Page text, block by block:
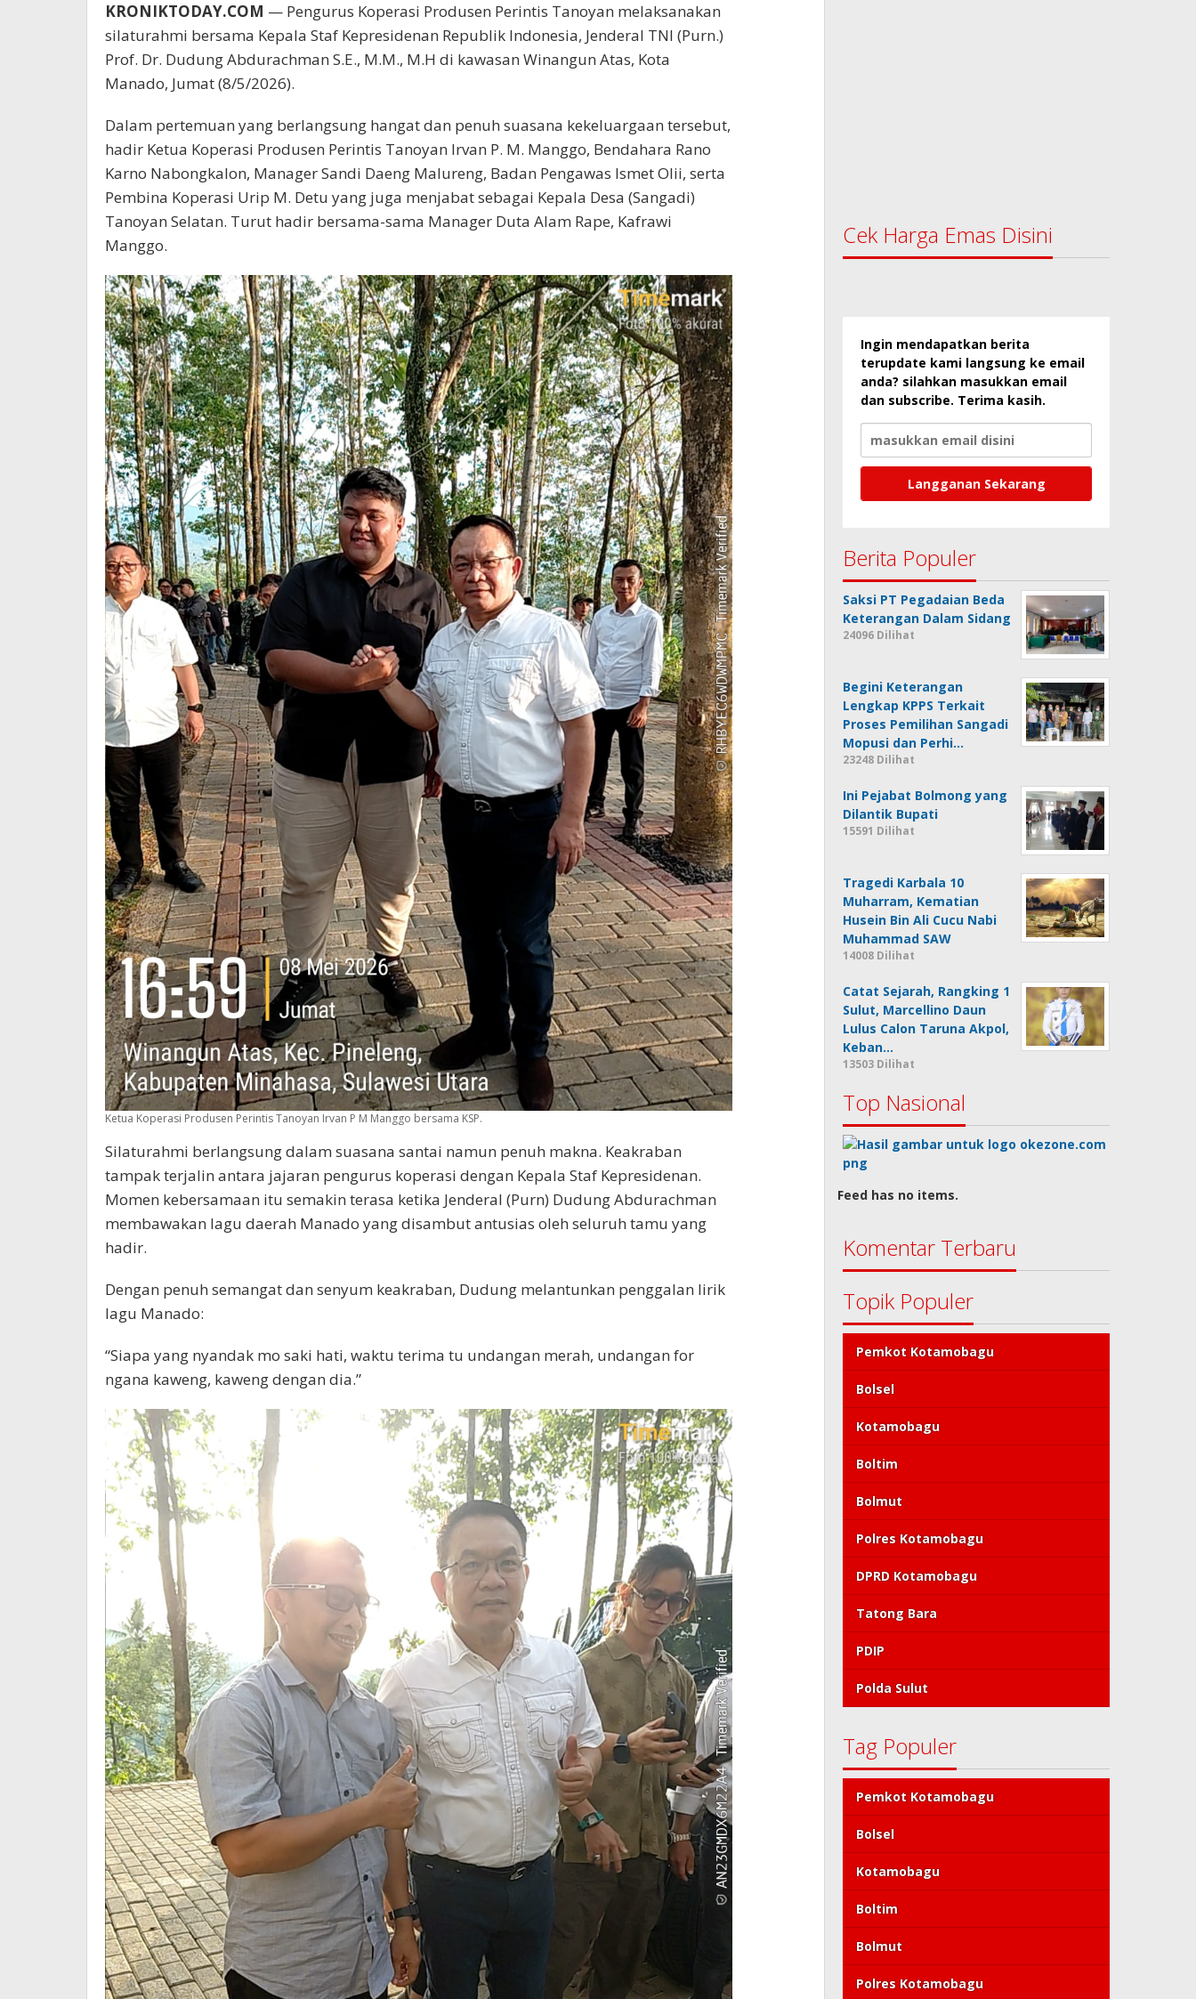
KRONIKTODAY.COM — Pengurus Koperasi Produsen Perintis Tanoyan melaksanakan
silaturahmi bersama Kepala Staf Kepresidenan Republik Indonesia, Jenderal TNI (Purn.)
Prof. Dr. Dudung Abdurachman S.E., M.M., M.H di kawasan Winangun Atas, Kota
Manado, Jumat (8/5/2026).
Dalam pertemuan yang berlangsung hangat dan penuh suasana kekeluargaan tersebut,
hadir Ketua Koperasi Produsen Perintis Tanoyan Irvan P. M. Manggo, Bendahara Rano
Karno Nabongkalon, Manager Sandi Daeng Malureng, Badan Pengawas Ismet Olii, serta
Pembina Koperasi Urip M. Detu yang juga menjabat sebagai Kepala Desa (Sangadi)
Tanoyan Selatan. Turut hadir bersama-sama Manager Duta Alam Rape, Kafrawi
Manggo.
Ketua Koperasi Produsen Perintis Tanoyan Irvan P M Manggo bersama KSP.
Silaturahmi berlangsung dalam suasana santai namun penuh makna. Keakraban
tampak terjalin antara jajaran pengurus koperasi dengan Kepala Staf Kepresidenan.
Momen kebersamaan itu semakin terasa ketika Jenderal (Purn) Dudung Abdurachman
membawakan lagu daerah Manado yang disambut antusias oleh seluruh tamu yang
hadir.
Dengan penuh semangat dan senyum keakraban, Dudung melantunkan penggalan lirik
lagu Manado:
“Siapa yang nyandak mo saki hati, waktu terima tu undangan merah, undangan for
ngana kaweng, kaweng dengan dia.”
Cek Harga Emas Disini
Ingin mendapatkan berita
terupdate kami langsung ke email
anda? silahkan masukkan email
dan subscribe. Terima kasih.
Berita Populer
Saksi PT Pegadaian Beda
Keterangan Dalam Sidang
24096 Dilihat
Begini Keterangan
Lengkap KPPS Terkait
Proses Pemilihan Sangadi
Mopusi dan Perhi…
23248 Dilihat
Ini Pejabat Bolmong yang
Dilantik Bupati
15591 Dilihat
Tragedi Karbala 10
Muharram, Kematian
Husein Bin Ali Cucu Nabi
Muhammad SAW
14008 Dilihat
Catat Sejarah, Rangking 1
Sulut, Marcellino Daun
Lulus Calon Taruna Akpol,
Keban…
13503 Dilihat
Top Nasional
Feed has no items.
Komentar Terbaru
Topik Populer
Pemkot Kotamobagu
Bolsel
Kotamobagu
Boltim
Bolmut
Polres Kotamobagu
DPRD Kotamobagu
Tatong Bara
PDIP
Polda Sulut
Tag Populer
Pemkot Kotamobagu
Bolsel
Kotamobagu
Boltim
Bolmut
Polres Kotamobagu